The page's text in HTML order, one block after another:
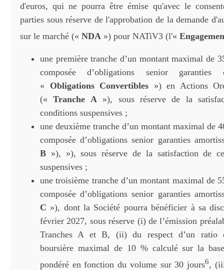
d'euros, qui ne pourra être émise qu'avec le
parties sous réserve de l'approbation de la demande
sur le marché (« NDA ») pour NATiV3 (l'«
une première tranche d’un montant maximal de
composée d’obligations senior garanties
« Obligations Convertibles ») en Actions
(«Tranche A»), sous réserve de la
conditions suspensives ;
une deuxième tranche d’un montant maximal de
composée d’obligations senior garanties
B »), »), sous réserve de la satisfaction de
suspensives ;
une troisième tranche d’un montant maximal de
composée d’obligations senior garanties
C »), dont la Société pourra bénéficier à sa
février 2027, sous réserve (i) de l’émission
Tranches A et B, (ii) du respect d’un ratio
boursière maximal de 10 % calculé sur la
pondéré en fonction du volume sur 30 jours6,